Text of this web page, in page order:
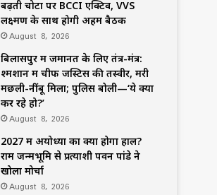
बढ़ती चोटों पर BCCI एक्टिव, VVS
लक्ष्मण के साथ होगी अहम बैठक
August 8, 2026
बिलासपुर में जमानत के लिए तंत्र-मंत्र:
श्मशान में चीफ जस्टिस की तस्वीर, मरी
मछली-नींबू मिला; पुलिस बोली—‘ये क्या
कर रहे हो?’
August 8, 2026
2027 में अयोध्या का क्या होगा हाल?
राम जन्मभूमि से प्रत्याशी पवन पांडे ने
खोला मोर्चा
August 8, 2026